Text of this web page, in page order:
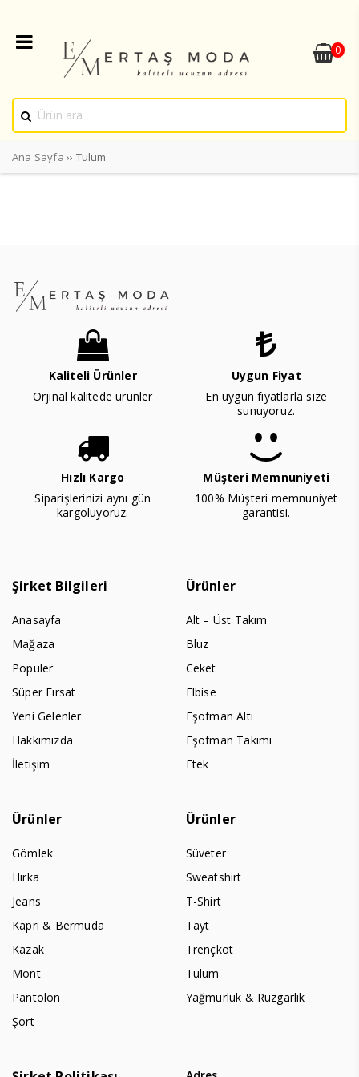
0
Ana Sayfa ›› Tulum
Kaliteli Ürünler
Orjinal kalitede ürünler
Uygun Fiyat
En uygun fiyatlarla size
sunuyoruz.
Hızlı Kargo
Siparişlerinizi aynı gün
kargoluyoruz.
Müşteri Memnuniyeti
100% Müşteri memnuniyet
garantisi.
Şirket Bilgileri
Anasayfa
Mağaza
Populer
Süper Fırsat
Yeni Gelenler
Hakkımızda
İletişim
Ürünler
Alt – Üst Takım
Bluz
Ceket
Elbise
Eşofman Altı
Eşofman Takımı
Etek
Ürünler
Gömlek
Hırka
Jeans
Kapri & Bermuda
Kazak
Mont
Pantolon
Şort
Ürünler
Süveter
Sweatshirt
T-Shirt
Tayt
Trençkot
Tulum
Yağmurluk & Rüzgarlık